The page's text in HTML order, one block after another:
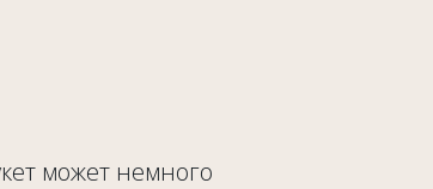
может немного